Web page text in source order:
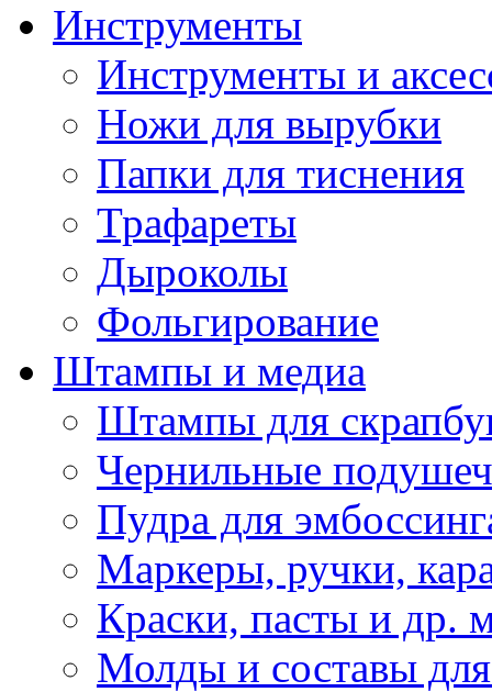
Инструменты
Инструменты и
Ножи для вырубки
Папки для тиснения
Трафареты
Дыроколы
Фольгирование
Штампы и медиа
Штампы для
Чернильные
Пудра для
Маркеры, ручки,
Краски, пасты и др.
Молды и составы